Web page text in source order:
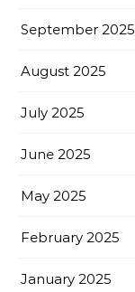
September 2025
August 2025
July 2025
June 2025
May 2025
February 2025
January 2025